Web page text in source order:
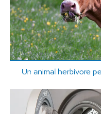
Un animal herbivore